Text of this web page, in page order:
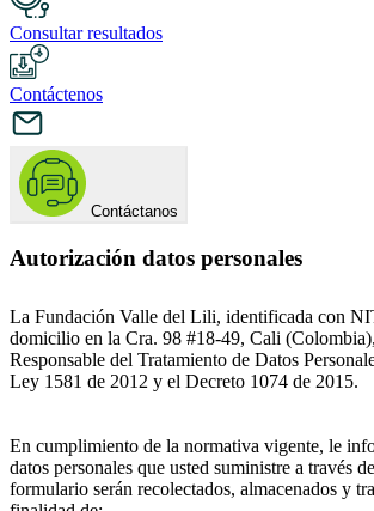
Consultar resultados
Contáctenos
Contáctanos
Autorización datos personales
La Fundación Valle del Lili, identificada con
domicilio en la Cra. 98 #18-49, Cali
Responsable del Tratamiento de Datos
Ley 1581 de 2012 y el Decreto 1074 de 2015.
En cumplimiento de la normativa vigente, le
datos personales que usted suministre a través
formulario serán recolectados, almacenados y